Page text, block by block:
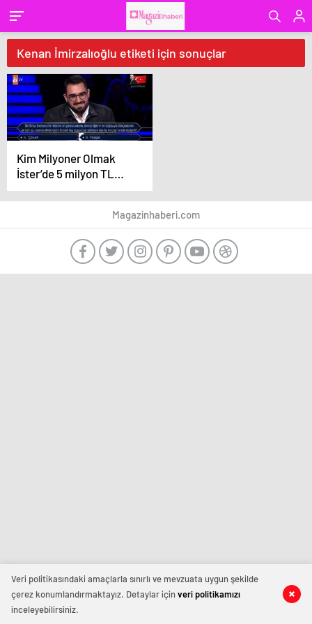
Kenan İmirzalıoğlu etiketi için sonuçlar
Kim Milyoner Olmak
İster’de 5 milyon TL
değerindeki soru
açıldı!
Magazinhaberi.com
Veri politikasındaki amaçlarla sınırlı ve mevzuata uygun şekilde
çerez konumlandırmaktayız. Detaylar içinveri politikamızı
inceleyebilirsiniz.